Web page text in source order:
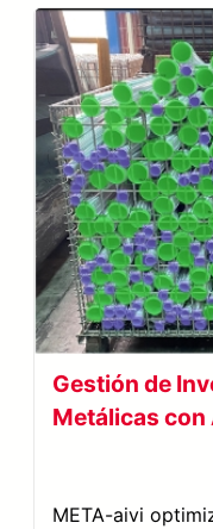
Gestión de
Metálicas con
META-aivi